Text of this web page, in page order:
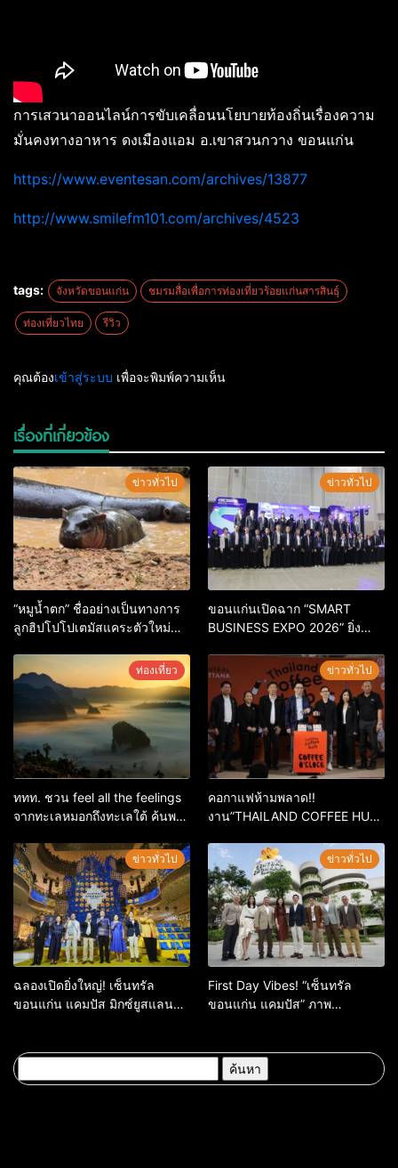
การเสวนาออนไลน์การขับเคลื่อนนโยบายท้องถิ่นเรื่องความ
มั่นคงทางอาหาร ดงเมืองแอม อ.เขาสวนกวาง ขอนแก่น
https://www.eventesan.com/archives/13877
http://www.smilefm101.com/archives/4523
tags: จังหวัดขอนแก่น ชมรมสื่อเพื่อการท่องเที่ยวร้อยแก่นสารสินธ์ุ
ท่องเที่ยวไทย รีวิว
คุณต้องเข้าสู่ระบบ เพื่อจะพิมพ์ความเห็น
เรื่องที่เกี่ยวข้อง
ข่าวทั่วไป
“หมูน้ำตก” ชื่ออย่างเป็นทางการ
ลูกฮิปโปโปเตมัสแคระตัวใหม่
กิจกรรมร่วมโหวตชนะกว่า
10,000 คะแนน
ข่าวทั่วไป
ขอนแก่นเปิดฉาก “SMART
BUSINESS EXPO 2026” ยิ่ง
ระดับเศรษฐกิจดิจิทัลอีสาน
ท่องเที่ยว
ททท. ชวน feel all the feelings
จากทะเลหมอกถึงทะเลใต้ ค้นพบ
รู้สึกที่ไม่รู้ลืม
ข่าวทั่วไป
คอกาแฟห้ามพลาด!!
งาน”THAILAND COFFEE HUB
69 ณ ศูนย์การค้าเซ็นทรัล
ขอนแก่น
ข่าวทั่วไป
ฉลองเปิดยิ่งใหญ่! เซ็นทรัล
ขอนแก่น แคมปัส มิกซ์ยูสแลนด์
District
ข่าวทั่วไป
First Day Vibes! “เซ็นทรัล
ขอนแก่น แคมปัส” ภาพ
สำหรับ: